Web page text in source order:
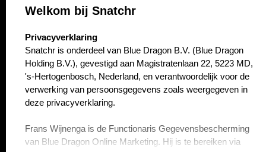
Opvolging
Over ons
Contact
Welkom bij Snatchr
select language
Privacyverklaring
Snatchr is onderdeel van Blue Dragon B.V. (Blue Dragon
Holding B.V.), gevestigd aan Magistratenlaan 22, 5223 MD,
's-Hertogenbosch, Nederland, en verantwoordelijk voor de
verwerking van persoonsgegevens zoals weergegeven in
deze privacyverklaring.
Frans Wijnenga is de Functionaris Gegevensbescherming
van Blue Dragon Online Marketing. Hij is te bereiken via